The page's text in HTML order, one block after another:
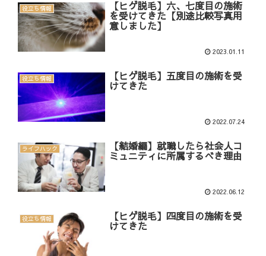
役立ち情報 【ヒゲ脱毛】六、七度目の施術
を受けてきた【別途比較写真用
意しました】
2023.01.11
役立ち情報 【ヒゲ脱毛】五度目の施術を受
けてきた
2022.07.24
ライフハック 【結婚編】就職したら社会人コ
ミュニティに所属するべき理由
2022.06.12
役立ち情報 【ヒゲ脱毛】四度目の施術を受
けてきた